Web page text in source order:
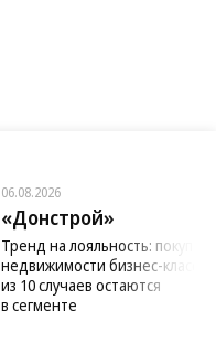
06.08.2026
«Донстрой»
Тренд на лояльность:
недвижимости бизнес-класса
из 10 случаев остаются
в сегменте